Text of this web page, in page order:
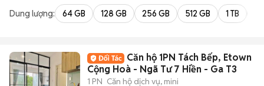
Dung lượng: 64 GB 128 GB 256 GB 512 GB 1 TB
Căn hộ 1PN Tách Bếp, Etown
Cộng Hoà - Ngã Tư 7 Hiền - Ga T3
1 PN Căn hộ dịch vụ, mini